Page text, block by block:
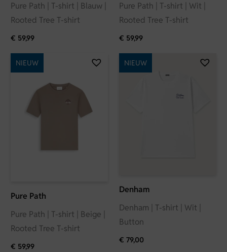
Pure Path | T-shirt | Blauw |
Rooted Tree T-shirt
€ 59,99
Pure Path | T-shirt | Wit |
Rooted Tree T-shirt
€ 59,99
Pure Path
NIEUW
Pure Path | T-shirt | Beige |
Rooted Tree T-shirt
€ 59,99
Denham
NIEUW
Denham | T-shirt | Wit |
Button
€ 79,00